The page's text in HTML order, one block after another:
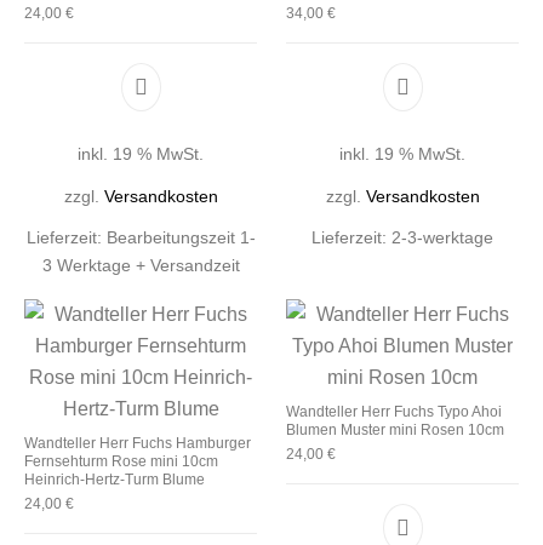
24,00 €
inkl. 19 % MwSt.
zzgl. Versandkosten
Lieferzeit: Bearbeitungszeit 1-
3 Werktage + Versandzeit
34,00 €
inkl. 19 % MwSt.
zzgl. Versandkosten
Lieferzeit: 2-3-werktage
Wandteller Herr Fuchs Hamburger
Fernsehturm Rose mini 10cm
Heinrich-Hertz-Turm Blume
24,00 €
Wandteller Herr Fuchs Typo Ahoi
Blumen Muster mini Rosen 10cm
24,00 €